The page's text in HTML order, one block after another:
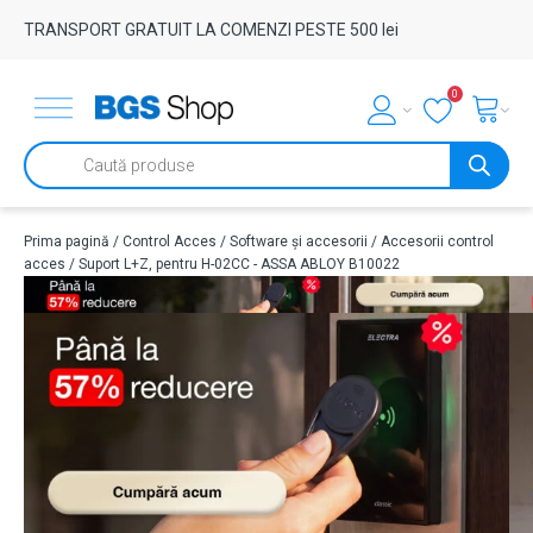
TRANSPORT GRATUIT LA COMENZI PESTE 500 lei
0
Products
search
Prima pagină / Control Acces / Software și accesorii / Accesorii control
acces / Suport L+Z, pentru H-02CC - ASSA ABLOY B10022